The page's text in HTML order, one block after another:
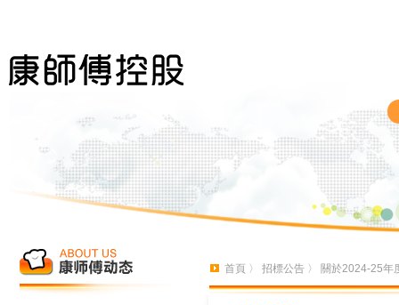
首頁 〉 招標公告 〉 關於2024-25年